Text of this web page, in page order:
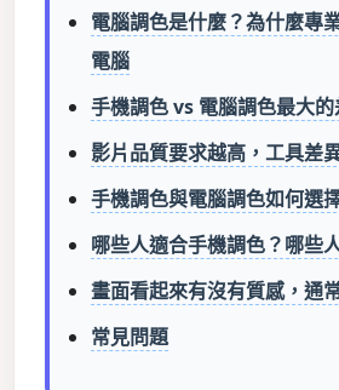
電腦調色是什麼？為什麼專
電腦
手機調色 vs 電腦調色最大
影片品質要求越高，工具差
手機調色與電腦調色如何選
哪些人適合手機調色？哪些
畫面看起來有沒有質感，通
常見問題